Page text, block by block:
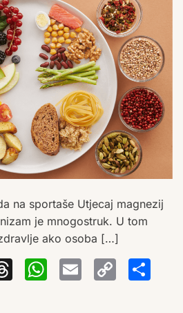
na sportaše Utjecaj magnezij
je mnogostruk. U tom
ako osoba […]
Threads
Email